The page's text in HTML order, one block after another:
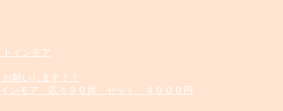
インモア
いします！！
ンモア 広々３０席 セット ４０００円